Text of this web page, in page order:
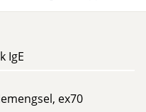
IgE
ex70